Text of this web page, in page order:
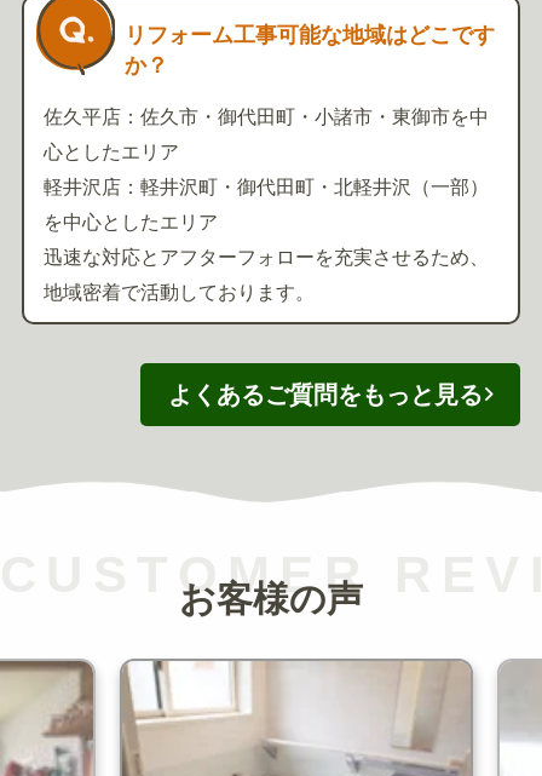
リフォーム工事可能な地域はどこです
か？
佐久平店：佐久市・御代田町・小諸市・東御市を中
心としたエリア
軽井沢店：軽井沢町・御代田町・北軽井沢（一部）
を中心としたエリア
迅速な対応とアフターフォローを充実させるため、
地域密着で活動しております。
よくあるご質問をもっと見る
お客様の声
CUSTOMER